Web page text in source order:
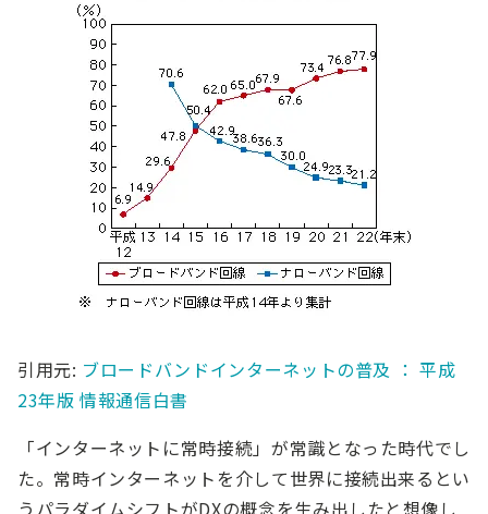
引用元: ブロードバンドインターネットの普及 ： 平成
23年版 情報通信白書
「インターネットに常時接続」が常識となった時代でし
た。常時インターネットを介して世界に接続出来るとい
うパラダイムシフトがDXの概念を生み出したと想像し